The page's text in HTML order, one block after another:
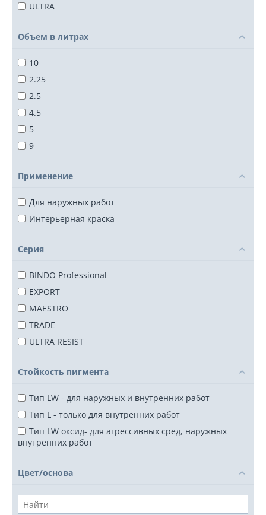
ULTRA
Объем в литрах
10
2.25
2.5
4.5
5
9
Применение
Для наружных работ
Интерьерная краска
Серия
BINDO Professional
EXPORT
MAESTRO
TRADE
ULTRA RESIST
Стойкость пигмента
Тип LW - для наружных и внутренних работ
Тип L - только для внутренних работ
Тип LW оксид- для агрессивных сред, наружных
внутренних работ
Цвет/основа